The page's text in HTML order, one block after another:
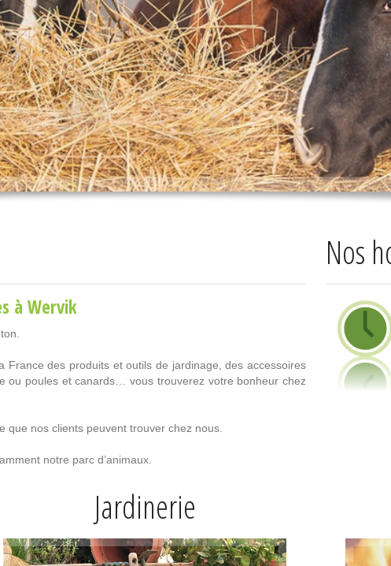
à Wervik
des produits et outils de jardinage, des accessoires
ou poules et canards… vous trouverez votre bonheur chez
que nos clients peuvent trouver chez nous.
notre parc d’animaux.
Nos
Jardinerie